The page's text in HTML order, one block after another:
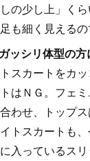
の少し上」く
も細く見えるの
ガッシリ体型の
スカートをカ
はＮＧ。フェ
わせ、トップ
トスカートも
入っているス